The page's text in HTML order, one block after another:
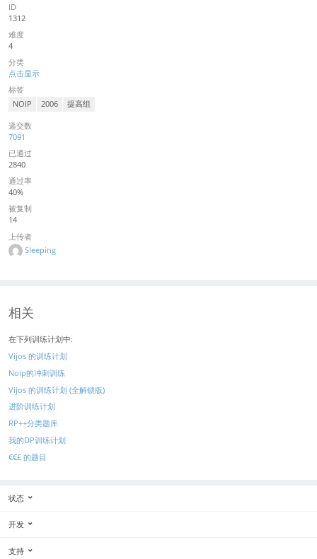
ID
1312
难度
4
分类
点击显示
标签
NOIP 2006 提高组
递交数
7091
已通过
2840
通过率
40%
被复制
14
上传者
Sleeping
相关
在下列训练计划中:
Vijos 的训练计划
Noip的冲刺训练
Vijos 的训练计划 (全解锁版)
进阶训练计划
RP++分类题库
我的DP训练计划
€€£ 的题目
状态
开发
支持